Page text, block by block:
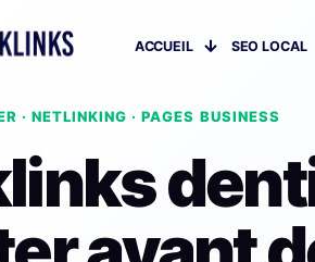
ACCUEIL SEO LOCAL
· NETLINKING · PAGES BUSINESS